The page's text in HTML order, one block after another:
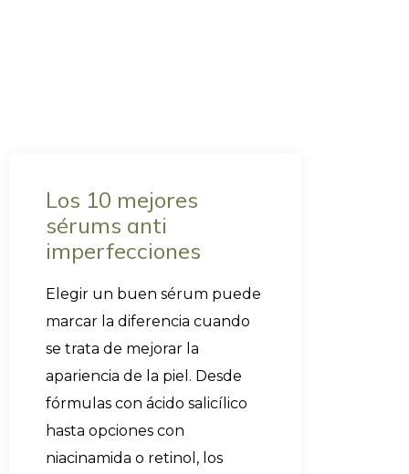
Los 10 mejores
sérums anti
imperfecciones
Elegir un buen sérum puede
marcar la diferencia cuando
se trata de mejorar la
apariencia de la piel. Desde
fórmulas con ácido salicílico
hasta opciones con
niacinamida o retinol, los